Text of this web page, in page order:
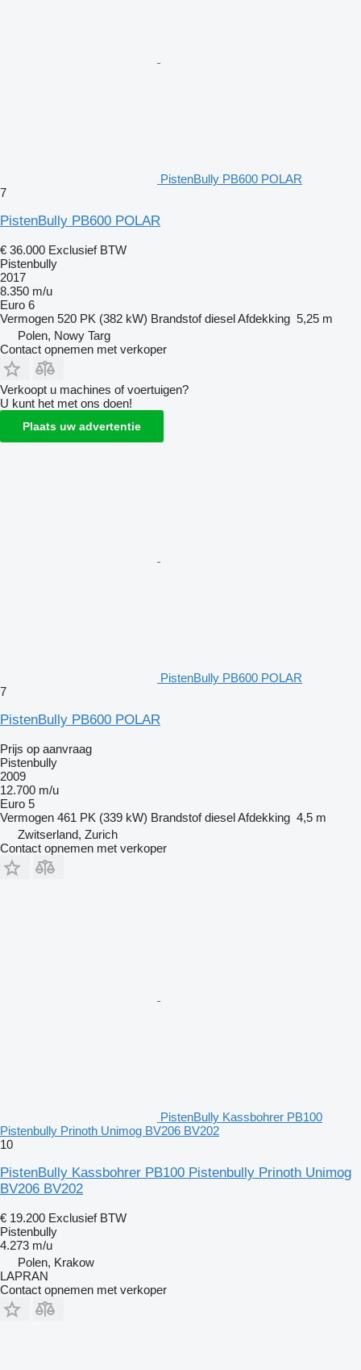
PistenBully PB600 POLAR
7
PistenBully PB600 POLAR
€ 36.000 Exclusief BTW
Pistenbully
2017
8.350 m/u
Euro 6
Vermogen 520 PK (382 kW) Brandstof dieselAfdekking 5,25 m
Polen, Nowy Targ
Contact opnemen met verkoper
Verkoopt u machines of voertuigen?
U kunt het met ons doen!
Plaats uw advertentie
PistenBully PB600 POLAR
7
PistenBully PB600 POLAR
Prijs op aanvraag
Pistenbully
2009
12.700 m/u
Euro 5
Vermogen 461 PK (339 kW) Brandstof dieselAfdekking 4,5 m
Zwitserland, Zurich
Contact opnemen met verkoper
PistenBully Kassbohrer PB100
Pistenbully Prinoth Unimog BV206 BV202
10
PistenBully Kassbohrer PB100 Pistenbully Prinoth Unimog
BV206 BV202
€ 19.200 Exclusief BTW
Pistenbully
4.273 m/u
Polen, Krakow
LAPRAN
Contact opnemen met verkoper